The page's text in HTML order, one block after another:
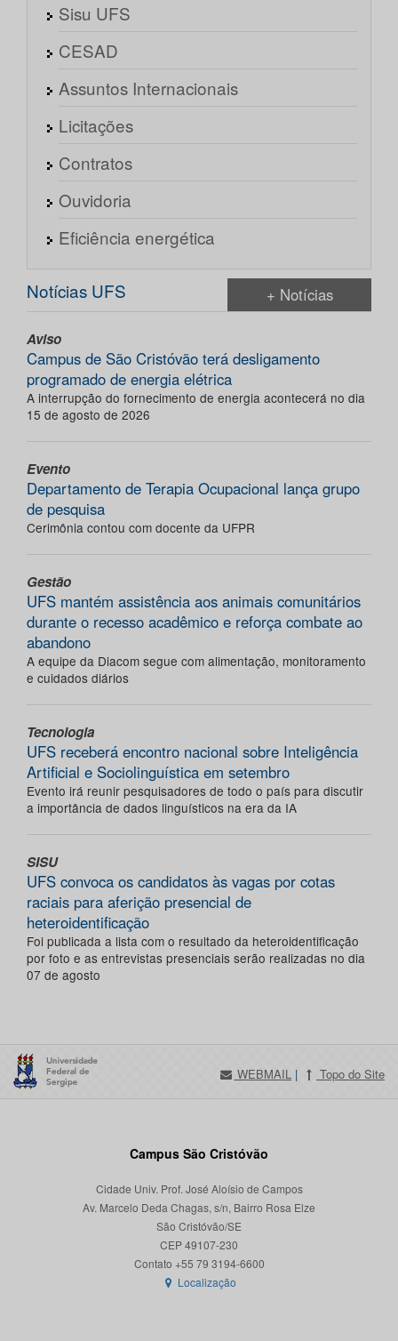
Sisu UFS
CESAD
Assuntos Internacionais
Licitações
Contratos
Ouvidoria
Eficiência energética
Notícias UFS + Notícias
Aviso
Campus de São Cristóvão terá desligamento
programado de energia elétrica
A interrupção do fornecimento de energia acontecerá no dia
15 de agosto de 2026
Evento
Departamento de Terapia Ocupacional lança grupo
de pesquisa
Cerimônia contou com docente da UFPR
Gestão
UFS mantém assistência aos animais comunitários
durante o recesso acadêmico e reforça combate ao
abandono
A equipe da Diacom segue com alimentação, monitoramento
e cuidados diários
Tecnologia
UFS receberá encontro nacional sobre Inteligência
Artificial e Sociolinguística em setembro
Evento irá reunir pesquisadores de todo o país para discutir
a importância de dados linguísticos na era da IA
SISU
UFS convoca os candidatos às vagas por cotas
raciais para aferição presencial de
heteroidentificação
Foi publicada a lista com o resultado da heteroidentificação
por foto e as entrevistas presenciais serão realizadas no dia
07 de agosto
WEBMAIL | Topo do Site
Campus São Cristóvão
Cidade Univ. Prof. José Aloísio de Campos
Av. Marcelo Deda Chagas, s/n, Bairro Rosa Elze
São Cristóvão/SE
CEP 49107-230
Localização